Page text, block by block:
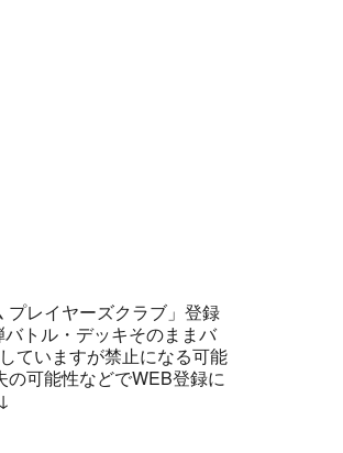
レイヤーズクラブ」登録
トル・デッキそのままバ
ていますが禁止になる可能
可能性などでWEB登録に